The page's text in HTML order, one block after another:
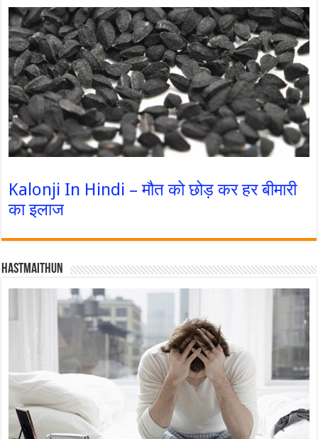
Kalonji In Hindi – मौत को छोड़ कर हर बीमारी
का इलाज
Hastmaithun